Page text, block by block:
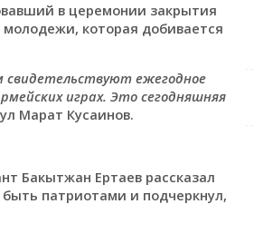
в церемонии закрытия
которая добивается
свидетельствуют ежегодное
играх. Это сегодняшняя
Марат Кусаинов.
Бакытжан Ертаев рассказал
патриотами и подчеркнул,